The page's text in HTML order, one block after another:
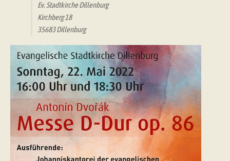
Ev. Stadtkirche Dillenburg
Kirchberg 18
35683 Dillenburg